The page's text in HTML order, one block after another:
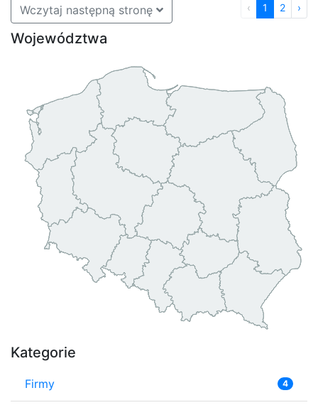
Wczytaj następną stronę ‹ 1 2 ›
Województwa
Kategorie
Firmy 4